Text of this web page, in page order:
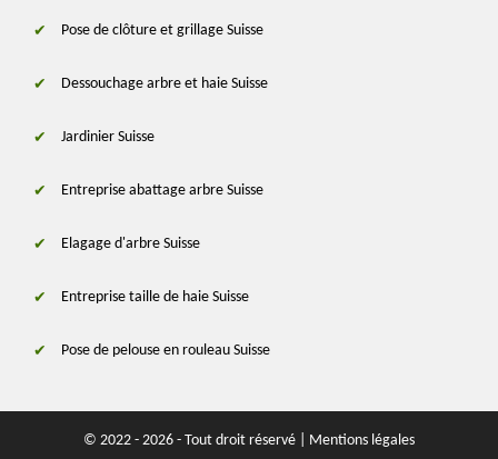
Pose de clôture et grillage Suisse
Dessouchage arbre et haie Suisse
Jardinier Suisse
Entreprise abattage arbre Suisse
Elagage d'arbre Suisse
Entreprise taille de haie Suisse
Pose de pelouse en rouleau Suisse
© 2022 - 2026 - Tout droit réservé | Mentions légales